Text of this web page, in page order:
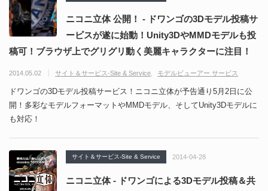
ニコニ立体 公開！ - ドワンゴの3Dモデル投稿サ
ービスが遂に始動！Unity3DやMMDモデルも投
稿可！ブラウザ上でグリグリ動く美麗キャラクターに注目！
2014.05.02 サイト＆サービス-Site & Service モデルビューアー サービス
ドワンゴの3Dモデル投稿サービス！ニコニ立体が予告通り5月2日に公
開！多彩なモデルフォーマットやMMDモデル、そしてUnity3Dモデルに
も対応！
サイト＆サービス-Site & Service 2014-04-28
ニコニ立体 - ドワンゴによる3Dモデル投稿＆共